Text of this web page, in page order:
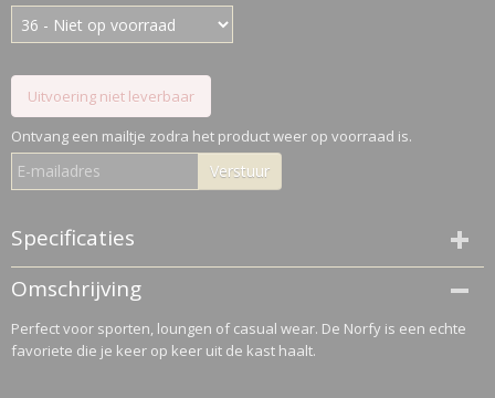
Uitvoering niet leverbaar
Ontvang een mailtje zodra het product weer op voorraad is.
Verstuur
Specificaties
Productcode
14678-68183
Omschrijving
Perfect voor sporten, loungen of casual wear. De Norfy is een echte
favoriete die je keer op keer uit de kast haalt.